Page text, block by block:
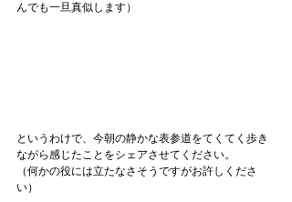
んでも一旦真似します）
というわけで、今朝の静かな表参道をてくてく歩き
ながら感じたことをシェアさせてください。
（何かの役には立たなさそうですがお許しくださ
い）